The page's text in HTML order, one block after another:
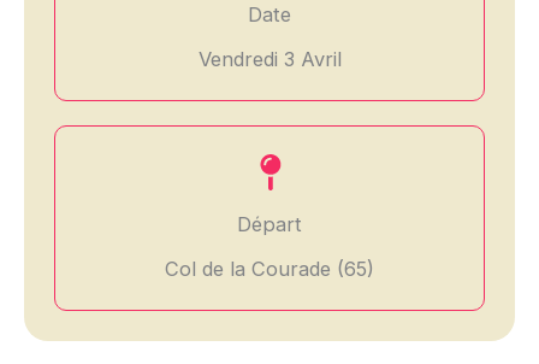
Date
Vendredi 3 Avril
Départ
Col de la Courade (65)